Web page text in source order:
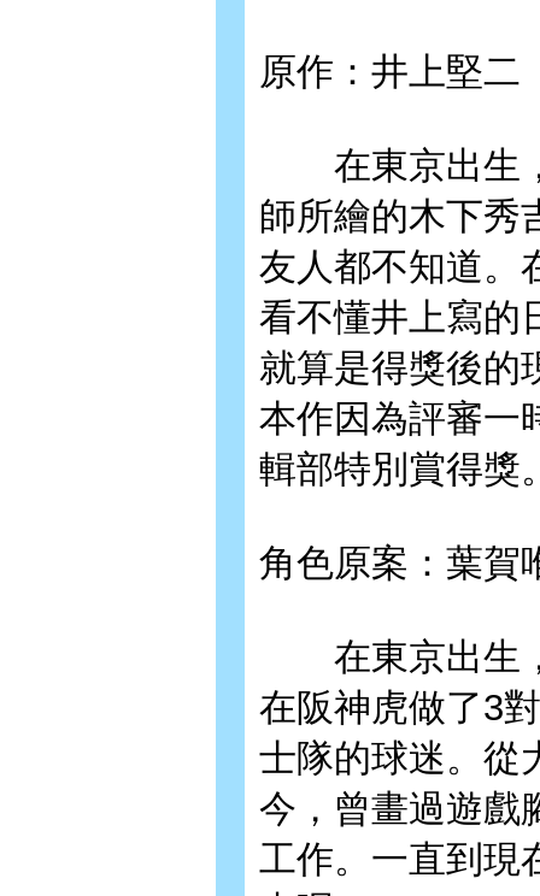
原作：井上堅
在東京出生，
師所繪的木下秀
友人都不知道。
看不懂井上寫的
就算是得獎後的
本作因為評審一
輯部特別賞得獎
角色原案：葉賀
在東京出生，
在阪神虎做了3
士隊的球迷。從
今，曾畫過遊戲
工作。一直到現